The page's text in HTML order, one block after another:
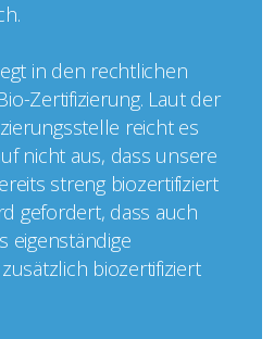
in den rechtlichen
Zertifizierung. Laut der
reicht es
nicht aus, dass unsere
streng biozertifiziert
gefordert, dass auch
eigenständige
biozertifiziert